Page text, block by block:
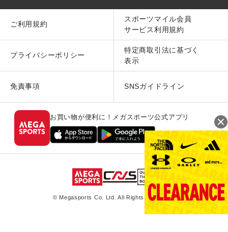
ご利用規約
スポーツマイル会員
サービス利用規約
プライバシーポリシー
特定商取引法に基づく
表示
免責事項 SNSガイドライン
お買い物が便利に！メガスポーツ公式アプリ
© Megasports Co. Ltd. All Rights Reserved.